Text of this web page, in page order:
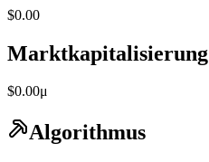
$0.00
Marktkapitalisierung
$0.00μ
Algorithmus